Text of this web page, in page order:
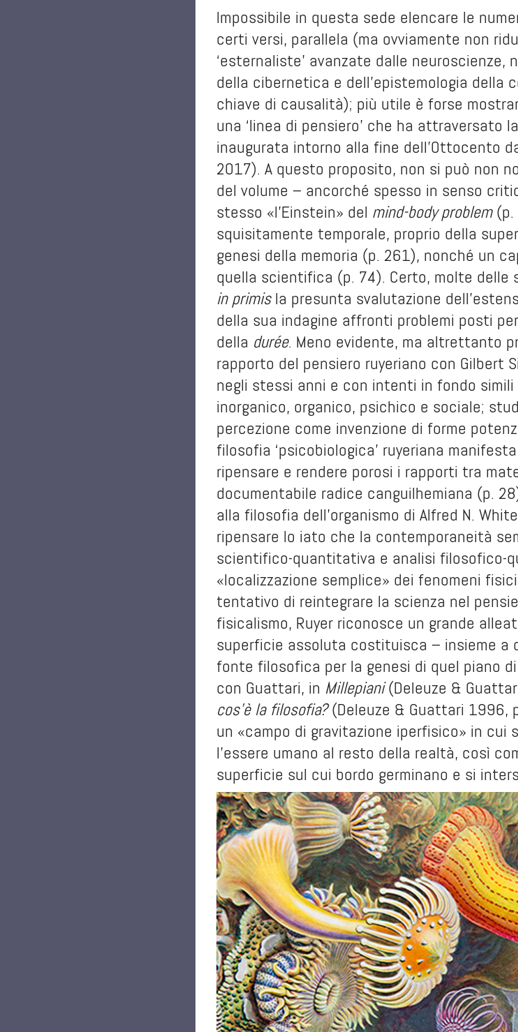
Impossibile in questa sede elencare le
certi versi, parallela (ma ovviamente non
‘esternaliste’ avanzate dalle
della cibernetica e dell’epistemologia della
chiave di causalità); più utile è forse
una ‘linea di pensiero’ che ha
inaugurata intorno alla fine dell’Ottocento
2017). A questo proposito, non si può non
del volume – ancorché spesso in senso
stesso «l’Einstein» del mind-body problem
squisitamente temporale, proprio della
genesi della memoria (p. 261), nonché un
quella scientifica (p. 74). Certo, molte delle
in primisla presunta svalutazione
della sua indagine affronti problemi posti
della durée. Meno evidente, ma altrettanto
rapporto del pensiero ruyeriano con Gilbert
negli stessi anni e con intenti in fondo
inorganico, organico, psichico e sociale;
percezione come invenzione di forme
filosofia ‘psicobiologica’ ruyeriana
ripensare e rendere porosi i rapporti tra
documentabile radice canguilhemiana (p.
alla filosofia dell’organismo di Alfred N.
ripensare lo iato che la contemporaneità
scientifico-quantitativa e analisi filosofico-
«localizzazione semplice» dei fenomeni
tentativo di reintegrare la scienza nel
fisicalismo, Ruyer riconosce un grande
superficie assoluta costituisca – insieme a
fonte filosofica per la genesi di quel piano
con Guattari, in Millepiani(Deleuze &
cos’è la filosofia?(Deleuze & Guattari 1996,
un «campo di gravitazione iperfisico» in
l’essere umano al resto della realtà, così
superficie sul cui bordo germinano e si